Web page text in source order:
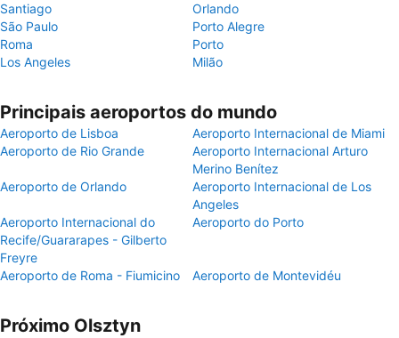
Santiago
Orlando
São Paulo
Porto Alegre
Roma
Porto
Los Angeles
Milão
Principais aeroportos do mundo
Aeroporto de Lisboa
Aeroporto Internacional de Miami
Aeroporto de Rio Grande
Aeroporto Internacional Arturo
Merino Benítez
Aeroporto de Orlando
Aeroporto Internacional de Los
Angeles
Aeroporto Internacional do
Recife/Guararapes - Gilberto
Freyre
Aeroporto do Porto
Aeroporto de Roma - Fiumicino Aeroporto de Montevidéu
Próximo Olsztyn